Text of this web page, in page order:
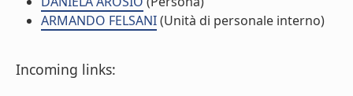
ARMANDO FELSANI(Unità di personale interno)
Incoming links: